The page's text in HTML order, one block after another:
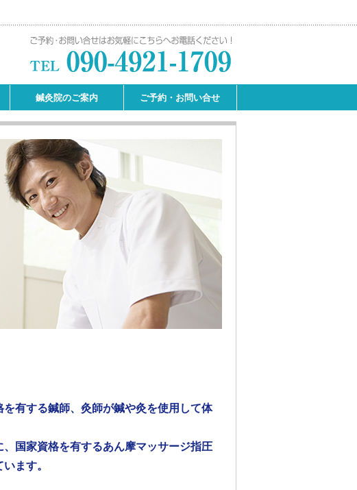
鍼灸院のご案内 ご予約・お問い合せ
有する鍼師、灸師が鍼や灸を使用して体
国家資格を有するあん摩マッサージ指圧
ます。